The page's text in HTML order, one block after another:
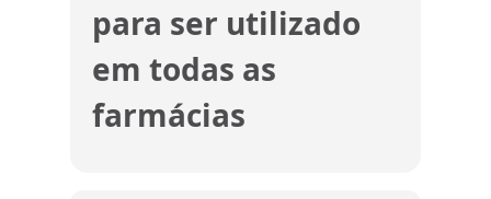
para ser utilizado
em todas as
farmácias